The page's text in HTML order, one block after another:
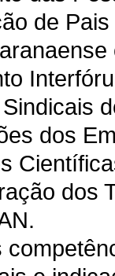
de
dos
dos